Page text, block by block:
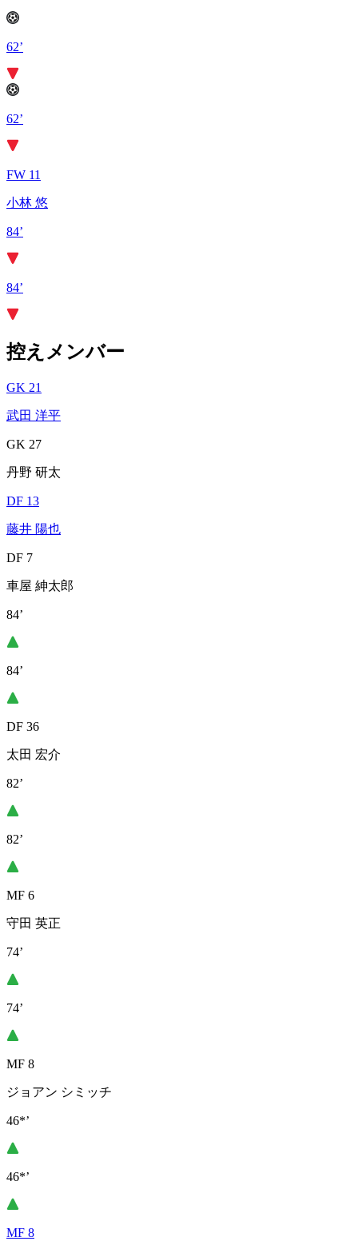
62’
62’
FW 11
小林 悠
84’
84’
控えメンバー
GK 21
武田 洋平
GK 27
丹野 研太
DF 13
藤井 陽也
DF 7
車屋 紳太郎
84’
84’
DF 36
太田 宏介
82’
82’
MF 6
守田 英正
74’
74’
MF 8
ジョアン シミッチ
46*’
46*’
MF 8